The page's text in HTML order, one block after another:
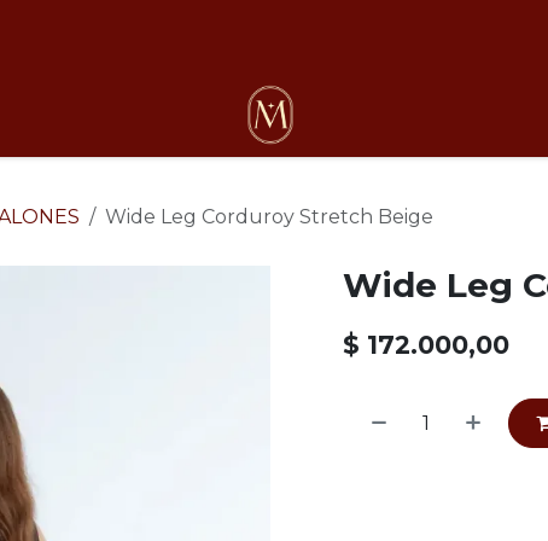
Wide Leg Corduroy Stretch Beige
Wide Leg
$ 172.000,00